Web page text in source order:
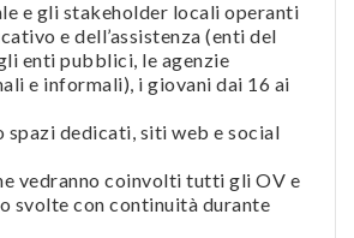
e gli stakeholder locali operanti
e dell’assistenza (enti del
enti pubblici, le agenzie
e informali), i giovani dai 16 ai
spazi dedicati, siti web e social
vedranno coinvolti tutti gli OV e
svolte con continuità durante